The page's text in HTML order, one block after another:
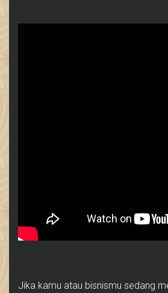
Jika kamu atau bisnismu sedang